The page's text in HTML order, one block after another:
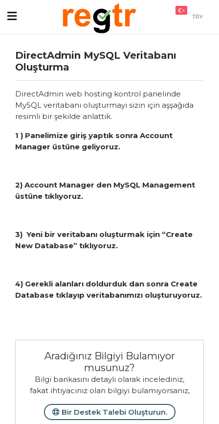
TRY
DirectAdmin MySQL Veritabanı
Oluşturma
DirectAdmin web hosting kontrol panelinde
MySQL veritabanı oluşturmayı sizin için aşşağıda
resimli bir şekilde anlattık.
1 ) Panelimize giriş yaptık sonra Account
Manager üstüne geliyoruz.
2) Account Manager den MySQL Management
üstüne tıklıyoruz.
3) Yeni bir veritabanı oluşturmak için “Create
New Database” tıklıyoruz.
4) Gerekli alanları doldurduk dan sonra Create
Database tıklayıp veritabanımızı oluşturuyoruz.
Aradığınız Bilgiyi Bulamıyor
musunuz?
Bilgi bankasını detaylı olarak incelediniz,
fakat ihtiyacınız olan bilgiyi bulamıyorsanız,
Bir Destek Talebi Oluşturun.